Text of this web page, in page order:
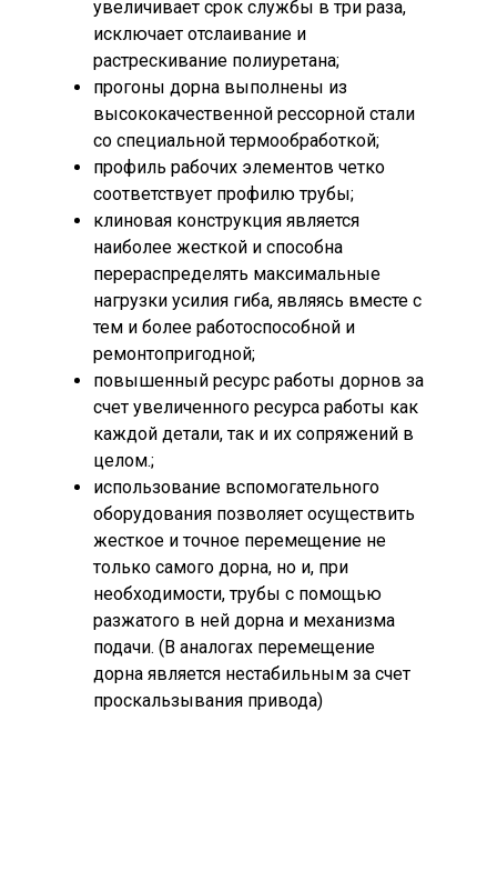
увеличивает срок службы в три раза,
исключает отслаивание и
растрескивание полиуретана;
прогоны дорна выполнены из
высококачественной рессорной стали
со специальной термообработкой;
профиль рабочих элементов четко
соответствует профилю трубы;
клиновая конструкция является
наиболее жесткой и способна
перераспределять максимальные
нагрузки усилия гиба, являясь вместе с
тем и более работоспособной и
ремонтопригодной;
повышенный ресурс работы дорнов за
счет увеличенного ресурса работы как
каждой детали, так и их сопряжений в
целом.;
использование вспомогательного
оборудования позволяет осуществить
жесткое и точное перемещение не
только самого дорна, но и, при
необходимости, трубы с помощью
разжатого в ней дорна и механизма
подачи. (В аналогах перемещение
дорна является нестабильным за счет
проскальзывания привода)